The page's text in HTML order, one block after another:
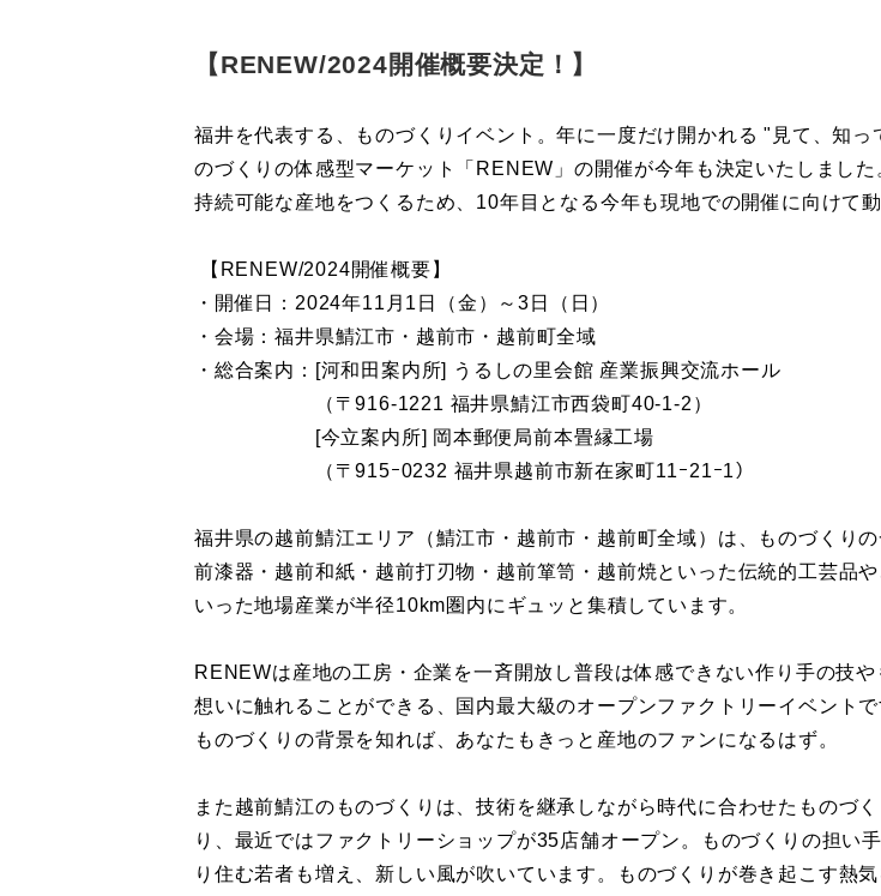
【RENEW/2024開催概要決定！】
福井を代表する、ものづくりイベント。年に一度だけ開かれる "見て、知っ
のづくりの体感型マーケット「RENEW」の開催が今年も決定いたしました
持続可能な産地をつくるため、10年目となる今年も現地での開催に向けて動
【RENEW/2024開催概要】
・開催日：2024年11月1日（金）～3日（日）
・会場：福井県鯖江市・越前市・越前町全域
・総合案内：[河和田案内所] うるしの里会館 産業振興交流ホール
（〒916-1221 福井県鯖江市西袋町40-1-2）
[今立案内所] 岡本郵便局前本畳縁工場
（〒915ｰ0232 福井県越前市新在家町11ｰ21ｰ1）
福井県の越前鯖江エリア（鯖江市・越前市・越前町全域）は、ものづくり
前漆器・越前和紙・越前打刃物・越前箪笥・越前焼といった伝統的工芸品
いった地場産業が半径10km圏内にギュッと集積しています。
RENEWは産地の工房・企業を一斉開放し普段は体感できない作り手の技
想いに触れることができる、国内最大級のオープンファクトリーイベントで
ものづくりの背景を知れば、あなたもきっと産地のファンになるはず。
また越前鯖江のものづくりは、技術を継承しながら時代に合わせたものづ
り、最近ではファクトリーショップが35店舗オープン。ものづくりの担い
り住む若者も増え、新しい風が吹いています。ものづくりが巻き起こす熱